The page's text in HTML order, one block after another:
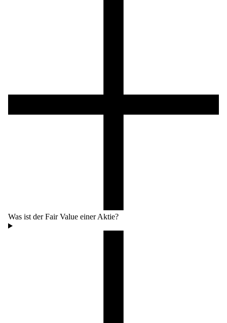
Was ist der Fair Value einer Aktie?